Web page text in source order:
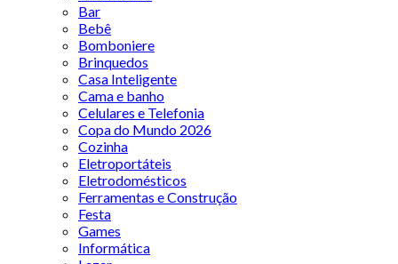
Bar
Bebê
Bomboniere
Brinquedos
Casa Inteligente
Cama e banho
Celulares e Telefonia
Copa do Mundo 2026
Cozinha
Eletroportáteis
Eletrodomésticos
Ferramentas e Construção
Festa
Games
Informática